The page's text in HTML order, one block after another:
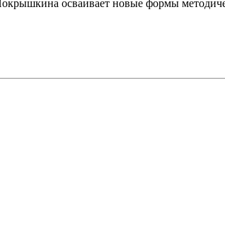
осваивает новые формы